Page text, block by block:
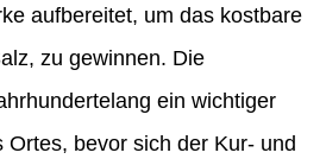
aufbereitet, um das kostbare
zu gewinnen. Die
ein wichtiger
Ortes, bevor sich der Kur- und